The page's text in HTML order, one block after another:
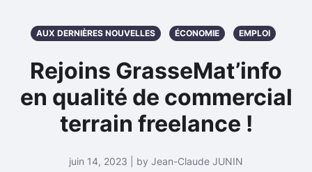
AUX DERNIÈRES NOUVELLES ÉCONOMIE EMPLOI
Rejoins GrasseMat’info
en qualité de commercial
terrain freelance !
juin 14, 2023 | by Jean-Claude JUNIN